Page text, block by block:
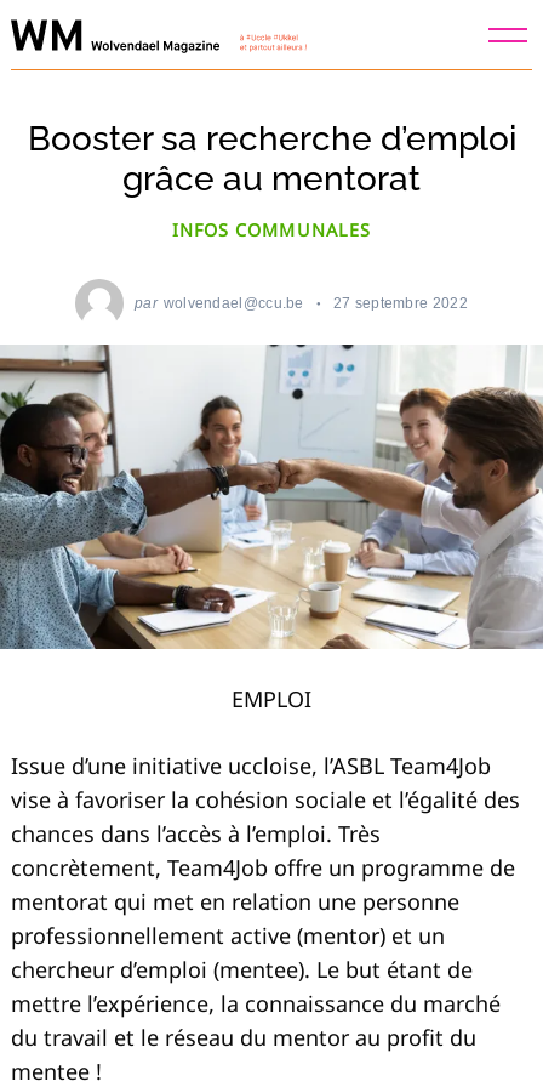
Skip
to
Booster sa recherche d’emploi
grâce au mentorat
INFOS COMMUNALES
par wolvendael@ccu.be 27 septembre 2022
EMPLOI
Issue d’une initiative uccloise, l’ASBL Team4Job
vise à favoriser la cohésion sociale et l’égalité des
chances dans l’accès à l’emploi. Très
concrètement, Team4Job offre un programme de
mentorat qui met en relation une personne
professionnellement active (mentor) et un
chercheur d’emploi (mentee). Le but étant de
mettre l’expérience, la connaissance du marché
du travail et le réseau du mentor au profit du
mentee !